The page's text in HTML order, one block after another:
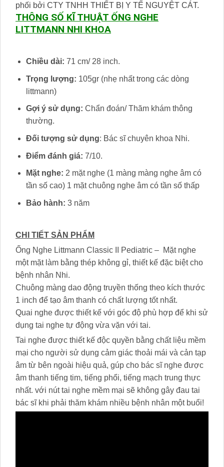
phối bởi CTY TNHH THIẾT BỊ Y TẾ NGUYỆT CÁT.
THÔNG SỐ KĨ THUẬT ỐNG NGHE
LITTMANN NHI KHOA
Chiều dài: 71 cm/ 28 inch.
Trọng lượng: 105gr (nhẹ nhất trong các dòng
littmann)
Gợi ý sử dụng: Chẩn đoán/ Thăm khám thông
thường.
Đối tượng sử dụng: Bác sĩ chuyên khoa Nhi.
Điểm đánh giá: 7/10.
Mặt nghe: 2 mặt nghe (1 màng màng nghe âm có
tần số cao) 1 mặt chuông nghe âm có tần số thấp
Bảo hành: 3 năm
CHI TIẾT SẢN PHẨM
Ống Nghe Littmann Classic II Pediatric – ​ Mặt nghe
một mặt làm bằng thép không gỉ, thiết kế đặc biệt cho
bệnh nhân Nhi.
Chuông màng dao động truyền thống theo kích thước
1 inch để tạo âm thanh có chất lượng tốt nhất.
Quai nghe được thiết kế với góc độ phù hợp để khi sử
dụng tai nghe tự động vừa vặn với tai.
Tai nghe được thiết kế độc quyền bằng chất liệu mềm
mại cho người sử dụng cảm giác thoải mái và cản tạp
âm từ bên ngoài hiệu quả, gúp cho bác sĩ nghe được
âm thanh tiếng tim, tiếng phổi, tiếng mạch trung thực
nhất. với nút tai nghe mềm mại sẽ không gây đau tai
bác sĩ khi phải thăm khám nhiều bệnh nhân một buổi!